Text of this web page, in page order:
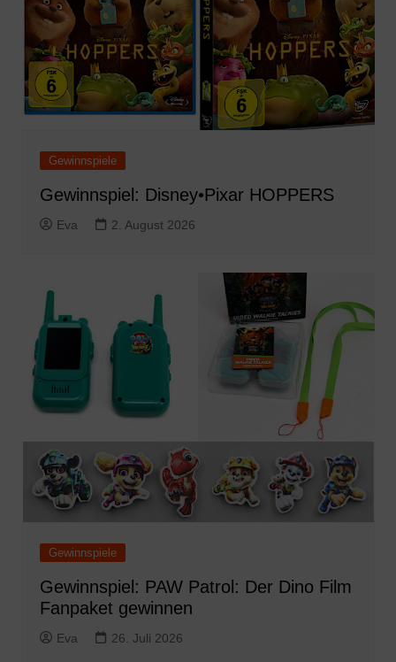
Gewinnspiele
Gewinnspiel: Disney•Pixar HOPPERS
Eva 2. August 2026
Gewinnspiele
Gewinnspiel: PAW Patrol: Der Dino Film
Fanpaket gewinnen
Eva 26. Juli 2026